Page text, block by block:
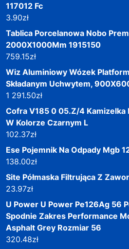
117012 Fc
3.90zł
Tablica Porcelanowa Nobo
2000X1000Mm 1915150
759.15zł
Wiz Aluminiowy Wózek
Składanym Uchwytem,
1 291.50zł
Cofra V185 0 05.Z/4 Kamizelka
W Kolorze Czarnym L
102.37zł
Ese Pojemnik Na Odpady Mgb
138.00zł
Site Półmaska Filtrująca Z
23.97zł
U Power U Power Pe126Ag 56
Spodnie Zakres Performance
Asphalt Grey Rozmiar 56
320.48zł